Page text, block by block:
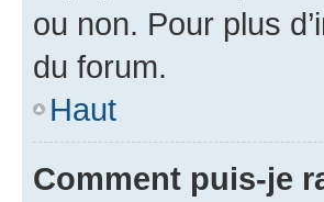
ou non. Pour plus
du forum.
Haut
Comment puis-je